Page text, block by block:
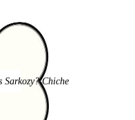
Sarkozy? Chiche